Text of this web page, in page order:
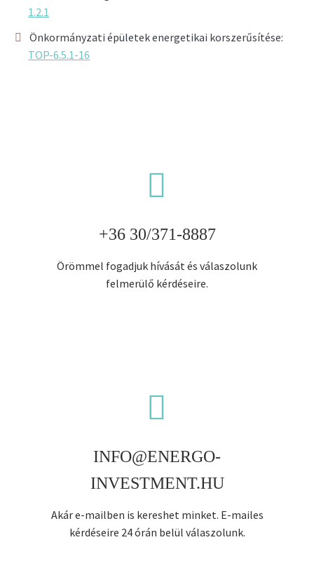
1.2.1
Önkormányzati épületek energetikai korszerűsítése:
TOP-6.5.1-16


+36 30/371-8887
Örömmel fogadjuk hívását és válaszolunk
felmerülő kérdéseire.


INFO@ENERGO-
INVESTMENT.HU
Akár e-mailben is kereshet minket. E-mailes
kérdéseire 24 órán belül válaszolunk.